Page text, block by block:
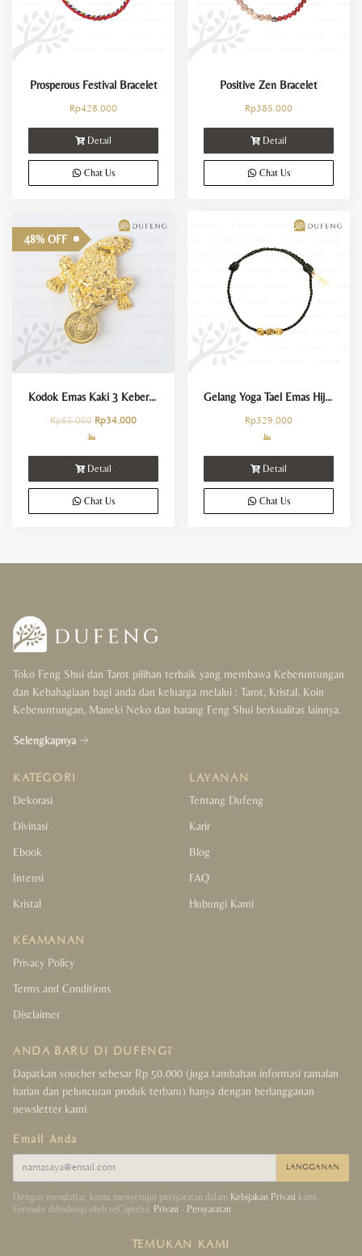
Prosperous Festival Bracelet
Rp428.000
Detail
Chat Us
Positive Zen Bracelet
Rp385.000
Detail
Chat Us
48% OFF
Kodok Emas Kaki 3 Keberuntungan
Rp65.000 Rp34.000
Detail
Chat Us
Gelang Yoga Tael Emas Hijau Keberuntungan dan Kemakmuran
Rp329.000
Detail
Chat Us
Toko Feng Shui dan Tarot pilihan terbaik yang membawa Keberuntungan
dan Kebahagiaan bagi anda dan keluarga melalui : Tarot, Kristal, Koin
Keberuntungan, Maneki Neko dan barang Feng Shui berkualitas lainnya.
Selengkapnya
KATEGORI
Dekorasi
Divinasi
Ebook
Intensi
Kristal
LAYANAN
Tentang Dufeng
Karir
Blog
FAQ
Hubungi Kami
KEAMANAN
Privacy Policy
Terms and Conditions
Disclaimer
ANDA BARU DI DUFENG?
Dapatkan voucher sebesar Rp 50.000 (juga tambahan informasi ramalan
harian dan peluncuran produk terbaru) hanya dengan berlangganan
newsletter kami.
Email Anda
LANGGANAN
Dengan mendaftar, kamu menyetujui persyaratan dalam Kebijakan Privasi kami.
Formulir dilindungi oleh reCaptcha. Privasi - Persyaratan
TEMUKAN KAMI